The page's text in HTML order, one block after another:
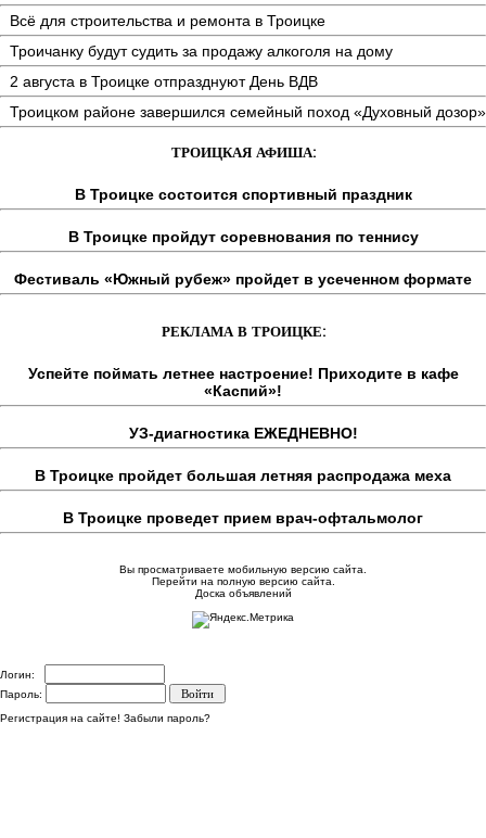
Всё для строительства и ремонта в Троицке
Троичанку будут судить за продажу алкоголя на дому
2 августа в Троицке отпразднуют День ВДВ
Троицком районе завершился семейный поход «Духовный дозор»
ТРОИЦКАЯ АФИША:
В Троицке состоится спортивный праздник
В Троицке пройдут соревнования по теннису
Фестиваль «Южный рубеж» пройдет в усеченном формате
РЕКЛАМА В ТРОИЦКЕ:
Успейте поймать летнее настроение! Приходите в кафе
«Каспий»!
УЗ-диагностика ЕЖЕДНЕВНО!
В Троицке пройдет большая летняя распродажа меха
В Троицке проведет прием врач-офтальмолог
Вы просматриваете мобильную версию сайта.
Перейти на полную версию сайта.
Доска объявлений
Логин:
Пароль:
Регистрация на сайте! Забыли пароль?